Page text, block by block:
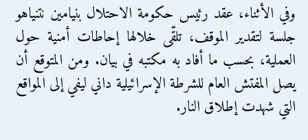
وفي الأثناء، عقد رئيس حكومة الاحتلال بنيامين نتنياهو
جلسة لتقدير الموقف، تلقّى خلالها إحاطات أمنية حول
العملية، بحسب ما أفاد به مكتبه في بيان. ومن المتوقع أن
يصل المفتش العام للشرطة الإسرائيلية داني ليفي إلى المواقع
التي شهدت إطلاق النار.